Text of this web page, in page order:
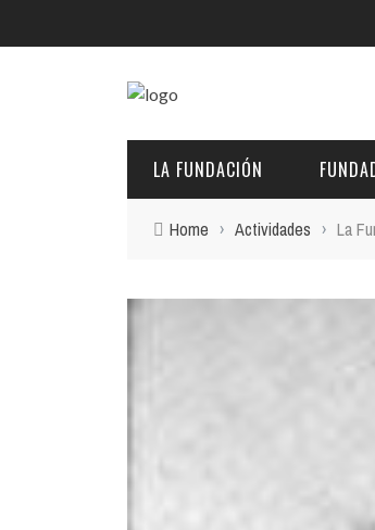
LA FUNDACIÓN
EL PATRONATO: COMPETENCIAS Y
Home › Actividades › La